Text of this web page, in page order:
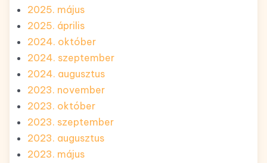
2025. május
2025. április
2024. október
2024. szeptember
2024. augusztus
2023. november
2023. október
2023. szeptember
2023. augusztus
2023. május